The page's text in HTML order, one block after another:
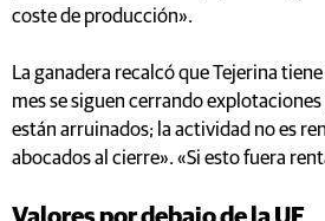
coste de producción».
La ganadera recalcó que Tejerina
mes se siguen cerrando
están arruinados; la actividad no es
abocados al cierre». «Si esto fuera